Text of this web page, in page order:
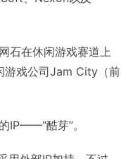
石在休闲游戏赛道上
游戏公司Jam City（前
IP——“酷芽”。